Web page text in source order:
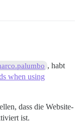
, habt
when using
dass die Website-
ist.